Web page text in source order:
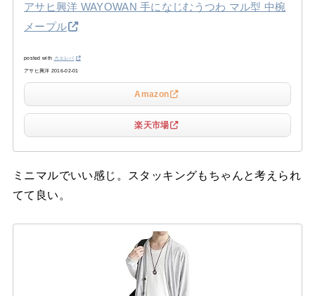
アサヒ興洋 WAYOWAN 手になじむうつわ マル型 中椀
メープル
posted with カエレバ
アサヒ興洋 2016-02-01
Amazon
楽天市場
ミニマルでいい感じ。スタッキングもちゃんと考えられ
てて良い。